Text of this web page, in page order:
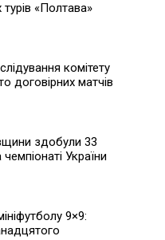
«Полтава»
комітету
договірних матчів
здобули 33
України
9×9: